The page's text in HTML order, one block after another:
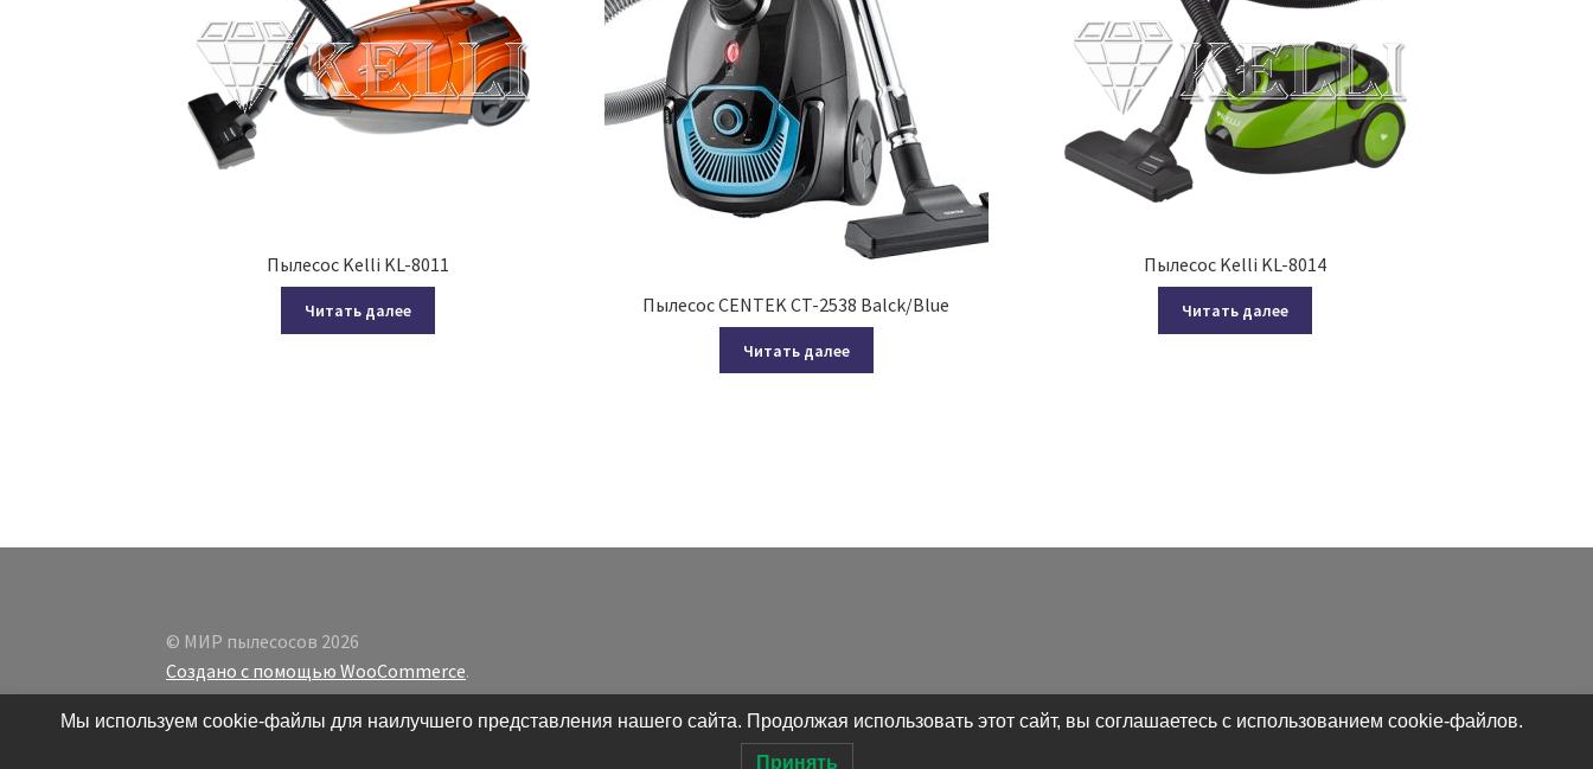
Пылесос Kelli KL-8011
Читать далее Пылесос CENTEK CT-2538 Balck/Blue
Читать далее
Пылесос Kelli KL-8014
Читать далее
© МИР пылесосов 2026
Создано с помощью WooCommerce.
Мы используем cookie-файлы для наилучшего представления нашего сайта. Продолжая использовать этот сайт, вы соглашаетесь с использованием cookie-файлов.
Принять